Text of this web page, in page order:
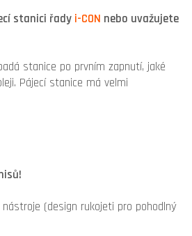
stanici řady i-CON nebo uvažujete
stanice po prvním zapnutí, jaké
Pájecí stanice má velmi
(design rukojeti pro pohodlný